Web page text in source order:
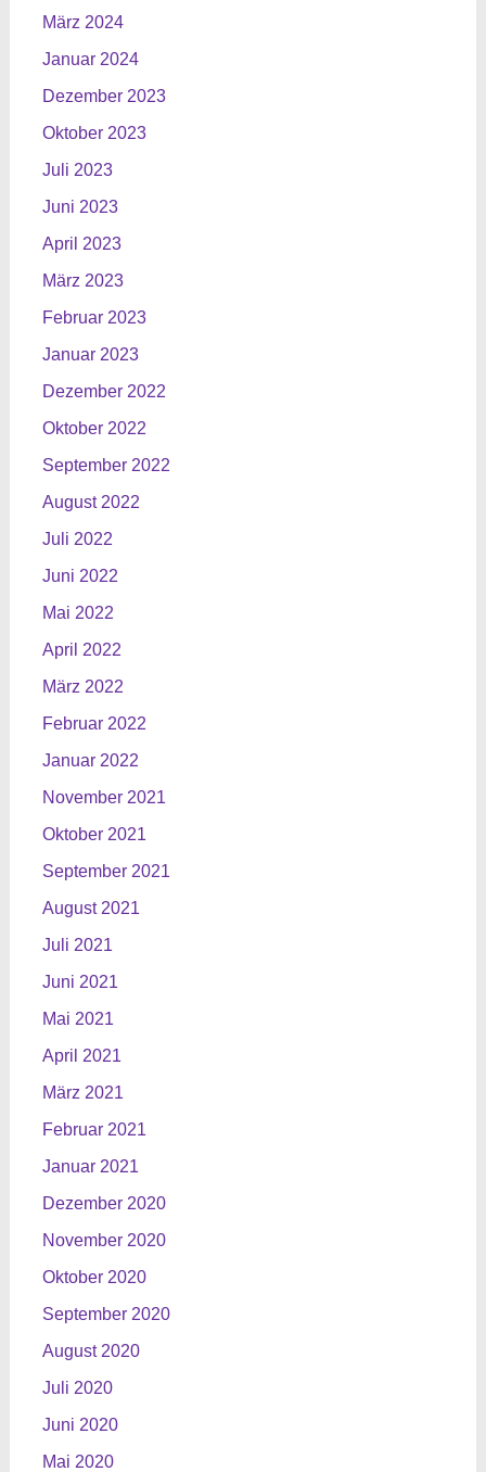
März 2024
Januar 2024
Dezember 2023
Oktober 2023
Juli 2023
Juni 2023
April 2023
März 2023
Februar 2023
Januar 2023
Dezember 2022
Oktober 2022
September 2022
August 2022
Juli 2022
Juni 2022
Mai 2022
April 2022
März 2022
Februar 2022
Januar 2022
November 2021
Oktober 2021
September 2021
August 2021
Juli 2021
Juni 2021
Mai 2021
April 2021
März 2021
Februar 2021
Januar 2021
Dezember 2020
November 2020
Oktober 2020
September 2020
August 2020
Juli 2020
Juni 2020
Mai 2020